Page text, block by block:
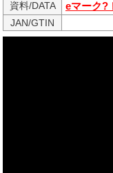
資料/DATA
eマーク?
JAN/GTIN